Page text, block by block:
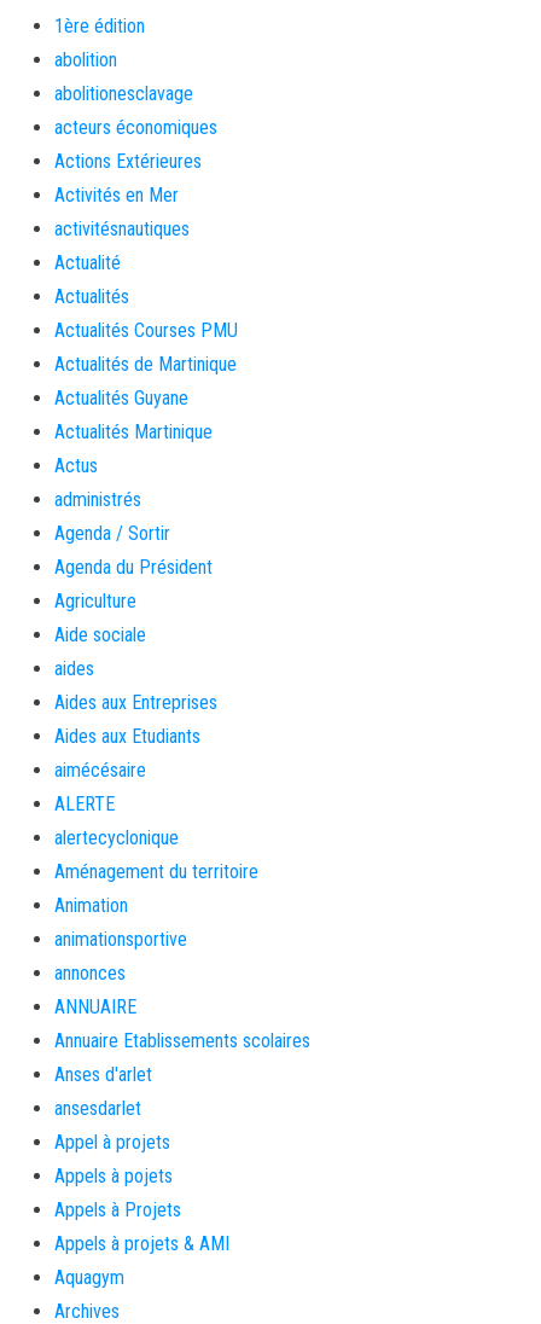
1ère édition
abolition
abolitionesclavage
acteurs économiques
Actions Extérieures
Activités en Mer
activitésnautiques
Actualité
Actualités
Actualités Courses PMU
Actualités de Martinique
Actualités Guyane
Actualités Martinique
Actus
administrés
Agenda / Sortir
Agenda du Président
Agriculture
Aide sociale
aides
Aides aux Entreprises
Aides aux Etudiants
aimécésaire
ALERTE
alertecyclonique
Aménagement du territoire
Animation
animationsportive
annonces
ANNUAIRE
Annuaire Etablissements scolaires
Anses d'arlet
ansesdarlet
Appel à projets
Appels à pojets
Appels à Projets
Appels à projets & AMI
Aquagym
Archives